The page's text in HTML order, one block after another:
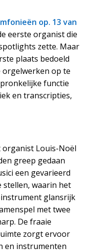
op. 13 van
eerste organist die
zette. Maar
plaats bedoeld
orgelwerken op te
functie
en transcripties,
organist Louis-Noël
greep gedaan
een gevarieerd
waarin het
instrument glansrijk
met twee
De fraaie
zorgt ervoor
en instrumenten